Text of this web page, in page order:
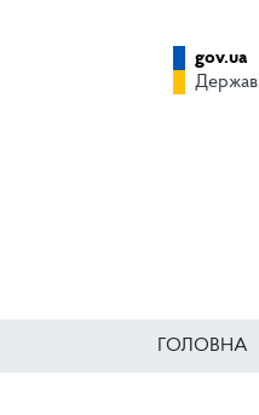
gov.ua
ГОЛОВНА